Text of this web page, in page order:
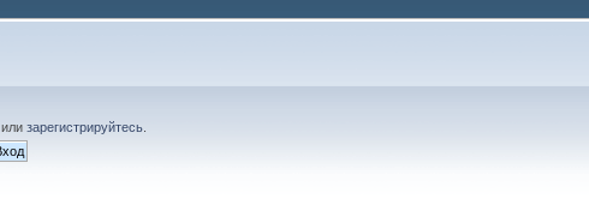
илизарегистрируйтесь